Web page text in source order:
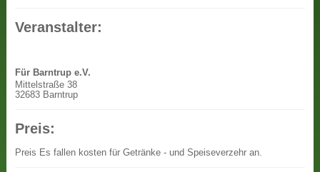
Veranstalter:
Für Barntrup e.V.
Mittelstraße 38
32683 Barntrup
Preis:
Preis Es fallen kosten für Getränke - und Speiseverzehr an.